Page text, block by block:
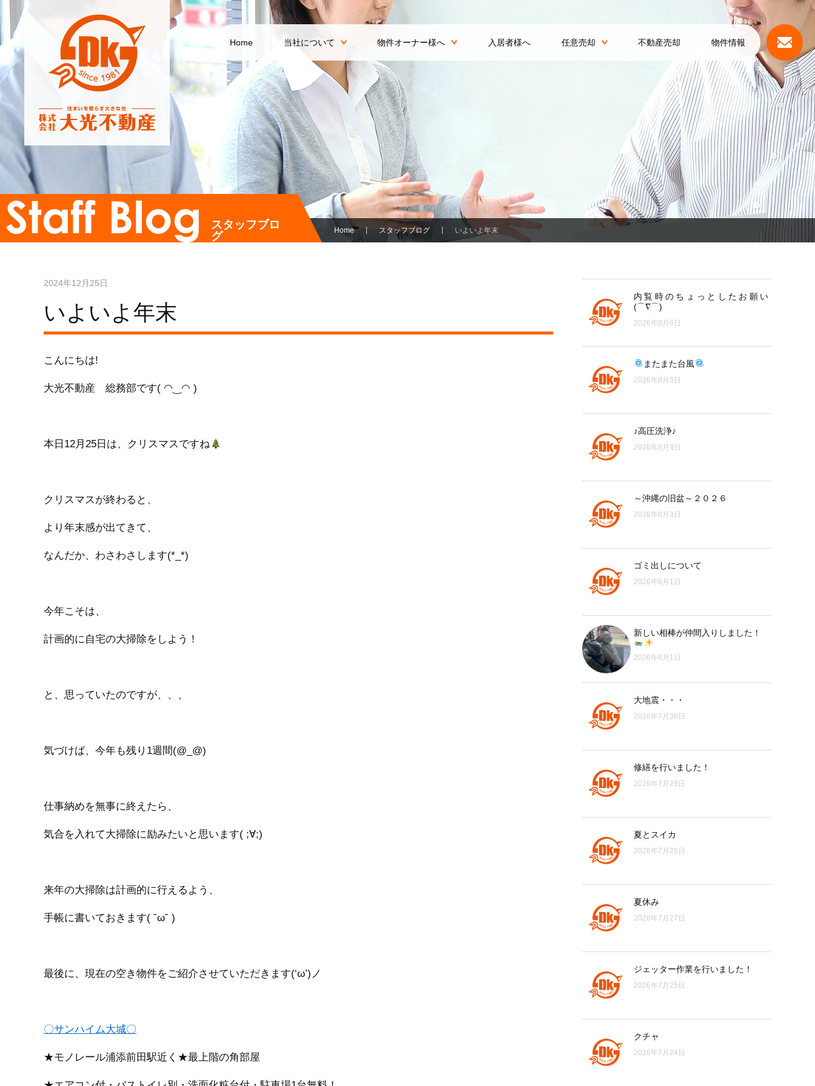
Home 当社について 物件オーナー様へ 入居者様へ 任意売却 不動産売却 物件情報
スタッフブロ
グ
Home スタッフブログ いよいよ年末
2024年12月25日
いよいよ年末
こんにちは!
大光不動産 総務部です( ◠‿◠ )
本日12月25日は、クリスマスですね
クリスマスが終わると、
より年末感が出てきて、
なんだか、わさわさします(*_*)
今年こそは、
計画的に自宅の大掃除をしよう！
と、思っていたのですが、、、
気づけば、今年も残り1週間(@_@)
仕事納めを無事に終えたら、
気合を入れて大掃除に励みたいと思います( ;∀;)
来年の大掃除は計画的に行えるよう、
手帳に書いておきます( ˘ω˘ )
最後に、現在の空き物件をご紹介させていただきます(‘ω’)ノ
〇サンハイム大城〇
★モノレール浦添前田駅近く★最上階の角部屋
内覧時のちょっとしたお願い
(⌒∇⌒)
2026年8月6日
またまた台風
2026年8月5日
♪高圧洗浄♪
2026年8月4日
～沖縄の旧盆～２０２６
2026年8月3日
ゴミ出しについて
2026年8月1日
新しい相棒が仲間入りしました！
2026年8月1日
大地震・・・
2026年7月30日
修繕を行いました！
2026年7月29日
夏とスイカ
2026年7月28日
夏休み
2026年7月27日
ジェッター作業を行いました！
2026年7月25日
クチャ
2026年7月24日